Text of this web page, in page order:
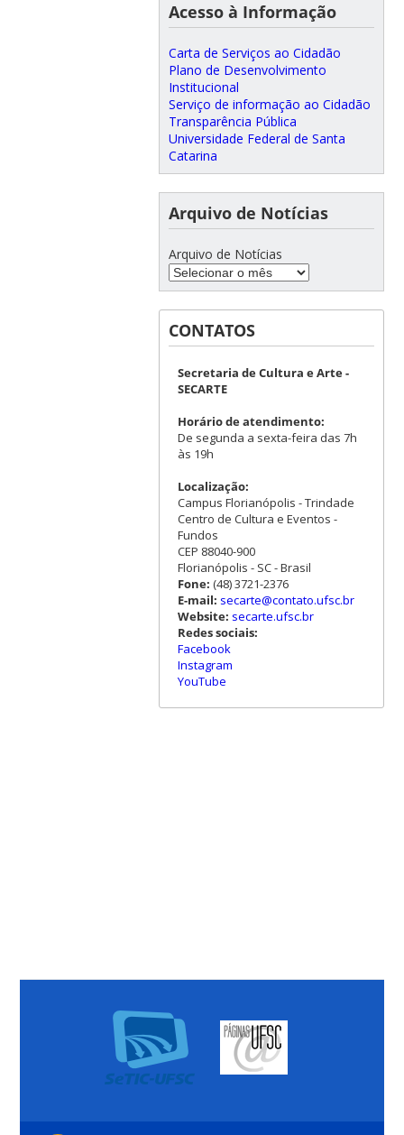
Acesso à Informação
Carta de Serviços ao Cidadão
Plano de Desenvolvimento
Institucional
Serviço de informação ao Cidadão
Transparência Pública
Universidade Federal de Santa
Catarina
Arquivo de Notícias
Arquivo de Notícias
CONTATOS
Secretaria de Cultura e Arte -
SECARTE
Horário de atendimento:
De segunda a sexta-feira das 7h
às 19h
Localização:
Campus Florianópolis - Trindade
Centro de Cultura e Eventos -
Fundos
CEP 88040-900
Florianópolis - SC - Brasil
Fone: (48) 3721-2376
E-mail: secarte@contato.ufsc.br
Website: secarte.ufsc.br
Redes sociais:
Facebook
Instagram
YouTube